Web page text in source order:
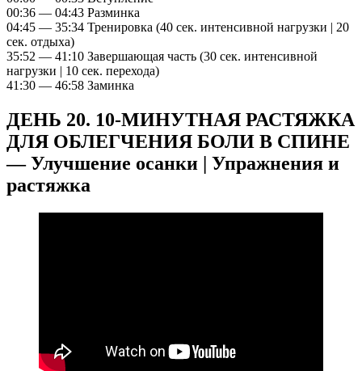
00:36 — 04:43 Разминка
04:45 — 35:34 Тренировка (40 сек. интенсивной нагрузки | 20
сек. отдыха)
35:52 — 41:10 Завершающая часть (30 сек. интенсивной
нагрузки | 10 сек. перехода)
41:30 — 46:58 Заминка
ДЕНЬ 20. 10-МИНУТНАЯ РАСТЯЖКА
ДЛЯ ОБЛЕГЧЕНИЯ БОЛИ В СПИНЕ
— Улучшение осанки | Упражнения и
растяжка